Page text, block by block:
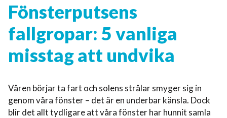
Fönsterputsens
fallgropar: 5 vanliga
misstag att undvika
Våren börjar ta fart och solens strålar smyger sig in
genom våra fönster – det är en underbar känsla. Dock
blir det allt tydligare att våra fönster har hunnit samla